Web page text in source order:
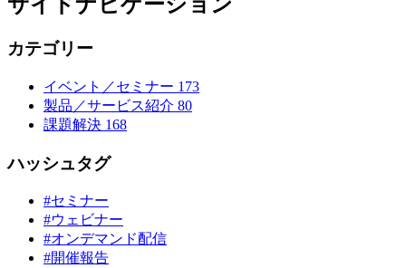
サイドナビゲーション
カテゴリー
イベント／セミナー 173
製品／サービス紹介 80
課題解決 168
ハッシュタグ
#セミナー
#ウェビナー
#オンデマンド配信
#開催報告